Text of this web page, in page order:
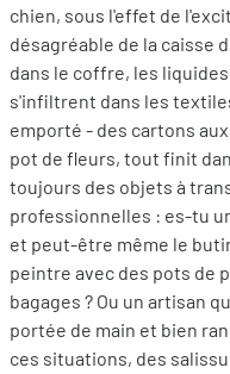
chien, sous l'effet de
désagréable de la caisse
dans le coffre, les
s'infiltrent dans les
emporté - des cartons
pot de fleurs, tout finit
toujours des objets à
professionnelles : es-tu
et peut-être même le
peintre avec des pots de
bagages ? Ou un artisan
portée de main et bien
ces situations, des